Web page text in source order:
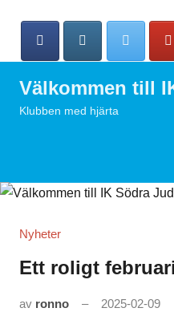
Välkommen till
Klubben med hjärta
Nyheter
Ett roligt
av ronno 2025-02-09